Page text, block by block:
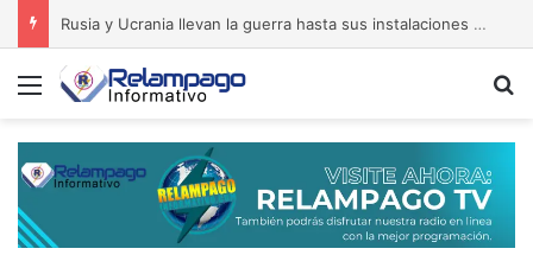
Rusia y Ucrania llevan la guerra hasta sus instalaciones económicas y militares
Menú